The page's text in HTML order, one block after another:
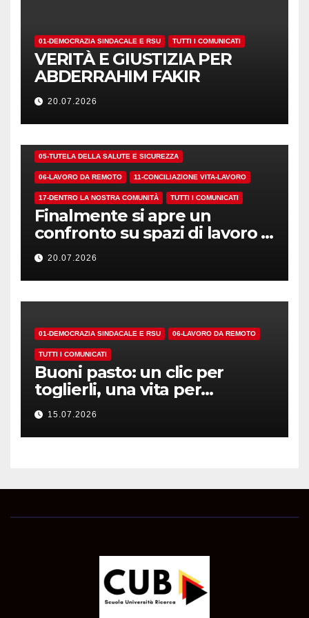
01-DEMOCRAZIA SINDACALE E RSU TUTTI I COMUNICATI
VERITÀ E GIUSTIZIA PER
ABDERRAHIM FAKIR
20.07.2026
05-TUTELA DELLA SALUTE E SICUREZZA
06-LAVORO DA REMOTO 11-CONCILIAZIONE VITA-LAVORO
17-DENTRO LA NOSTRA COMUNITÀ TUTTI I COMUNICATI
Finalmente si apre un
confronto su spazi di lavoro e
dotazioni
20.07.2026
01-DEMOCRAZIA SINDACALE E RSU 06-LAVORO DA REMOTO
TUTTI I COMUNICATI
Buoni pasto: un clic per
toglierli, una vita per
riconoscerli…
15.07.2026